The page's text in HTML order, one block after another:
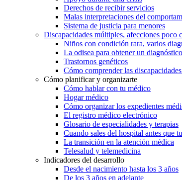
Derechos de recibir servicios
Malas interpretaciones del
Sistema de justicia para menores
Discapacidades múltiples, afecciones poco
Niños con condición rara, varios
La odisea para obtener un
Trastornos genéticos
Cómo comprender las
Cómo planificar y organizarte
Cómo hablar con tu médico
Hogar médico
Cómo organizar los expedientes
El registro médico electrónico
Glosario de especialidades y terapias
Cuando sales del hospital antes que
La transición en la atención médica
Telesalud y telemedicina
Indicadores del desarrollo
Desde el nacimiento hasta los 3 años
De los 3 años en adelante